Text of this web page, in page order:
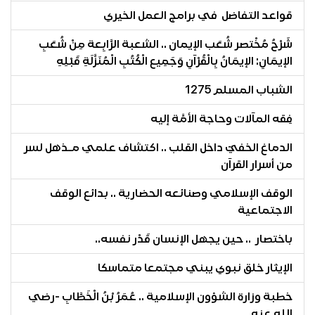
ﻗﻮاﻋﺪ اﻟﺘﻔﺎﺿﻞ ﻓﻲ ﺑﺮاﻣﺞ اﻟﻌﻤﻞ اﻟﺨﻴﺮي
شَرْحُ مُخْتصر شُعَب الإيمان .. الشعبة الرَّابِعة مِنْ شُعَبِ
الإيمَانِ: الإيمَانُ بِالْقُرْآنِ وَجَمِيع الْكُتُبِ الْمُنَزَّلَةِ قَبْلِهِ
الشباب المسلم 1275
فِقه المآلات وحاجة الأمَّة إليه
الدماغ الخفيّ داخل القلب .. اكتشاف علمي مـذهل لسر
من أسرار القرآن
الوقف الإسلامي وصنائعه الحضارية .. بدائع الوقف
الاجتماعية
باختصار .. حين يجهل الإنسان قَدْر نفسه..
الإيثار خلق نبوي يبني مجتمعا متماسكا
خطبة وزارة الشؤون الإسلامية .. عُمَرُ بْنُ الْخَطَّابِ -رضي